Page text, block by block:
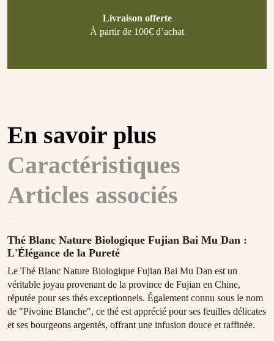
Livraison offerte
À partir de 100€ d’achat
En savoir plus
Caractéristiques
Articles associés
Thé Blanc Nature Biologique Fujian Bai Mu Dan :
L'Élégance de la Pureté
Le Thé Blanc Nature Biologique Fujian Bai Mu Dan est un
véritable joyau provenant de la province de Fujian en Chine,
réputée pour ses thés exceptionnels. Également connu sous le nom
de "Pivoine Blanche", ce thé est apprécié pour ses feuilles délicates
et ses bourgeons argentés, offrant une infusion douce et raffinée.